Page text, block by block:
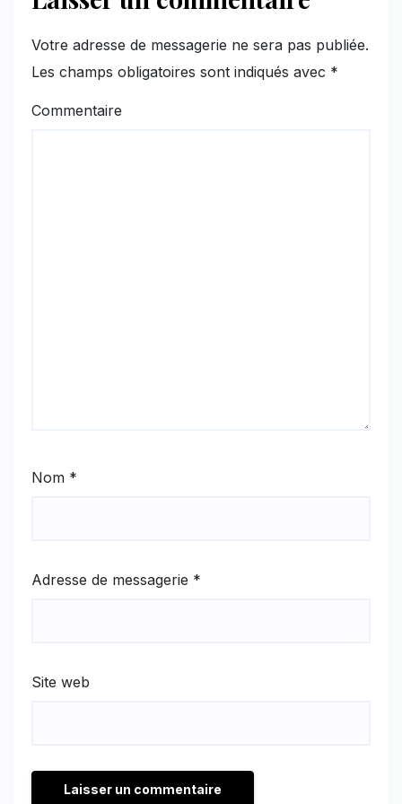
Votre adresse de messagerie ne sera pas publiée.
Les champs obligatoires sont indiqués avec *
Commentaire
Nom *
Adresse de messagerie *
Site web